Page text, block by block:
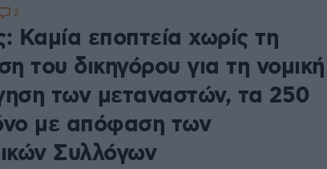
Καμία εποπτεία χωρίς τη
του δικηγόρου για τη νομική
των μεταναστών, τα 250
με απόφαση των
Συλλόγων
2